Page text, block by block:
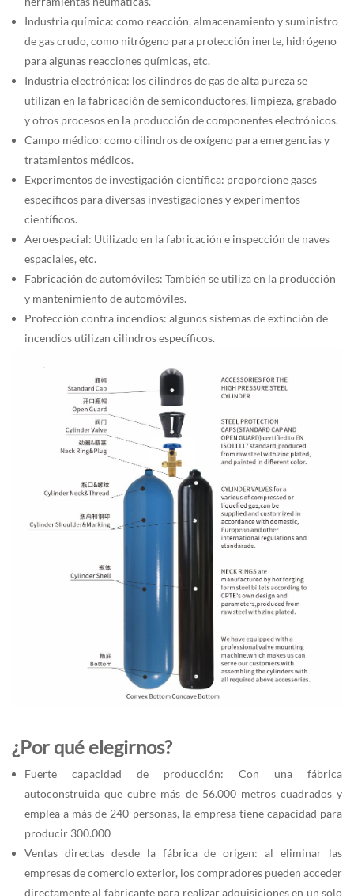
Industria química: como reacción, almacenamiento y suministro
de gas crudo, como nitrógeno para protección inerte, hidrógeno
para algunas reacciones químicas, etc.
Industria electrónica: los cilindros de gas de alta pureza se
utilizan en la fabricación de semiconductores, limpieza, grabado
y otros procesos en la producción de componentes electrónicos.
Campo médico: como cilindros de oxígeno para emergencias y
tratamientos médicos.
Experimentos de investigación científica: proporcione gases
específicos para diversas investigaciones y experimentos
científicos.
Aeroespacial: Utilizado en la fabricación e inspección de naves
espaciales, etc.
Fabricación de automóviles: También se utiliza en la producción
y mantenimiento de automóviles.
Protección contra incendios: algunos sistemas de extinción de
incendios utilizan cilindros específicos.
¿Por qué elegirnos?
Fuerte capacidad de producción: Con una fábrica
autoconstruida que cubre más de 56.000 metros cuadrados y
emplea a más de 240 personas, la empresa tiene capacidad para
producir 300.000
Ventas directas desde la fábrica de origen: al eliminar las
empresas de comercio exterior, los compradores pueden acceder
directamente al fabricante para realizar adquisiciones en un solo